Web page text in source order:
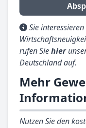
Sie
rufen Siehier
Deutschland auf.
Mehr
Nutzen Sie den